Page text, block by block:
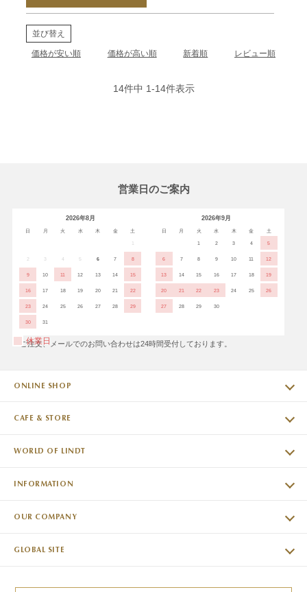
並び替え
価格が安い順 価格が高い順 新着順 レビュー順
14件中 1-14件表示
営業日のご案内
2026年8月
日 月 火 水 木 金 土
2 3 5 6 7 8
9 10 11 12 13 14 15
16 17 18 19 20 21 22
23 24 25 26 27 28 29
30 31
2026年9月
日 月 火 水 木 金 土
1 2 3 4 5
6 7 8 9 10 11 12
13 14 15 16 17 18 19
20 21 22 23 24 25 26
27 28 29 30
休業日
※ご注文、メールでのお問い合わせは24時間受付しております。
ONLINE SHOP
CAFE & STORE
WORLD OF LINDT
INFORMATION
OUR COMPANY
GLOBAL SITE